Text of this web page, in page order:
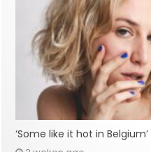
‘Some like it hot in